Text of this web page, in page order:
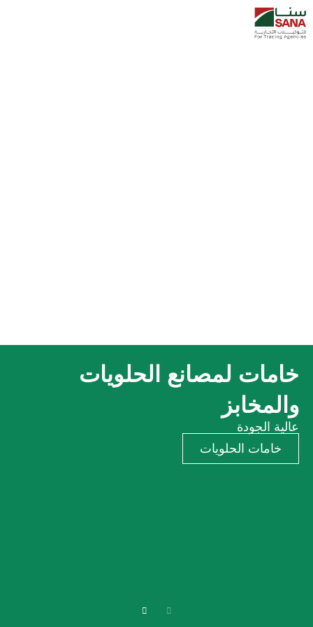
خامات لمصانع الحلويات
والمخابز
عالية الجودة
خامات الحلويات